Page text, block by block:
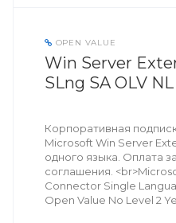
OPEN VALUE
Win Server
SLng SA OLV
Корпоративная
Microsoft Win Server
одного языка. Оплата
соглашения.
Connector Single
Open Value No Level 2